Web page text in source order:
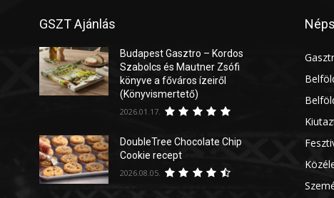
GSZT Ajánlás
Budapest Gasztro – Kordos
Szabolcs és Mautner Zsófi
könyve a főváros ízeiről
(Könyvismertető)
2026.01.17.
DoubleTree Chocolate Chip
Cookie recept
2026.08.05.